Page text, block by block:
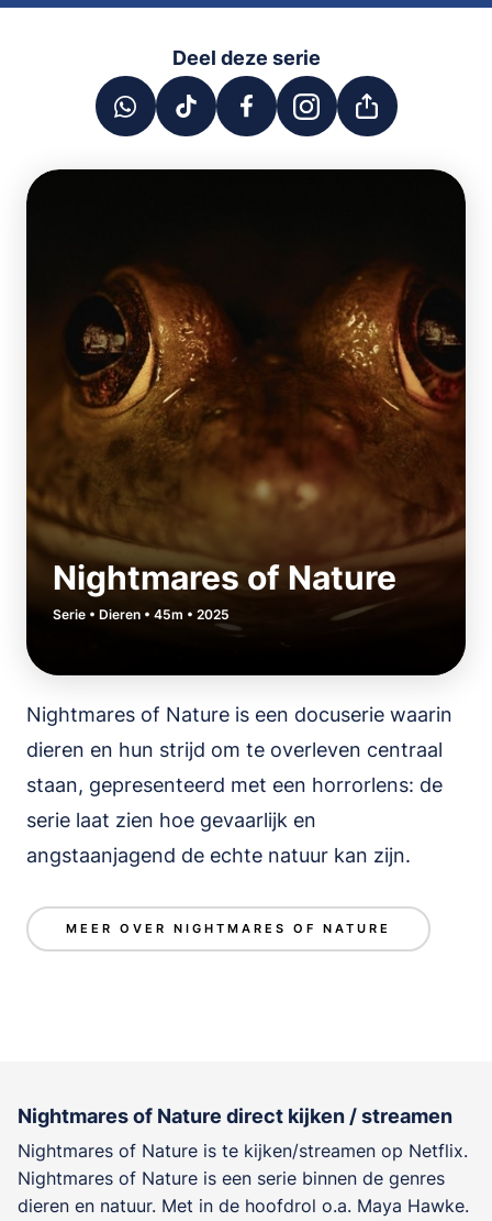
Deel deze serie
Nightmares of Nature
Serie • Dieren • 45m • 2025
Nightmares of Nature is een docuserie waarin
dieren en hun strijd om te overleven centraal
staan, gepresenteerd met een horrorlens: de
serie laat zien hoe gevaarlijk en
angstaanjagend de echte natuur kan zijn.
MEER OVER NIGHTMARES OF NATURE
Nightmares of Nature direct kijken / streamen
Nightmares of Nature is te kijken/streamen op Netflix.
Nightmares of Nature is een serie binnen de genres
dieren en natuur. Met in de hoofdrol o.a. Maya Hawke.